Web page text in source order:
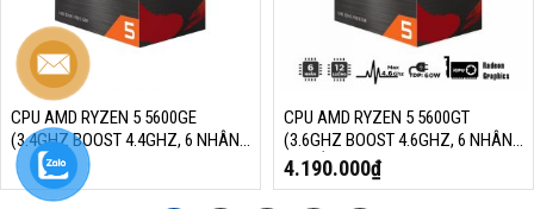
CPU AMD RYZEN 5 5600GE
(3.4GHZ BOOST 4.4GHZ, 6 NHÂN
12 LUỒNG, 19MB CACHE, 35W,
SOCKET AM4)
CPU AMD RYZEN 5 5600GT
(3.6GHZ BOOST 4.6GHZ, 6 NHÂN
12 LUỒNG, 19MB CACHE, 65W,
SOCKET AM4)
4.190.000₫